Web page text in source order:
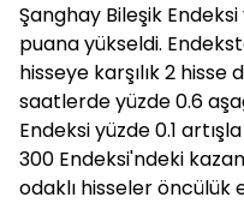
Şanghay Bileşik Endeksi
puana yükseldi.
hisseye karşılık 2
saatlerde yüzde 0.6
Endeksi yüzde 0.1
300 Endeksi'ndeki
odaklı hisseler öncülük